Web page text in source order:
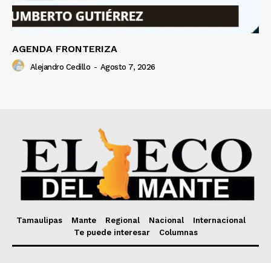
AGENDA FRONTERIZA
Alejandro Cedillo - Agosto 7, 2026
Tamaulipas Mante Regional Nacional
Internacional
Te puede interesar
Columnas